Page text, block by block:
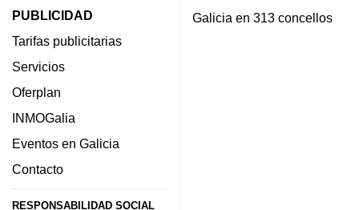
PUBLICIDAD
Tarifas publicitarias
Servicios
Oferplan
INMOGalia
Eventos en Galicia
Contacto
RESPONSABILIDAD SOCIAL
Galicia en 313 concellos